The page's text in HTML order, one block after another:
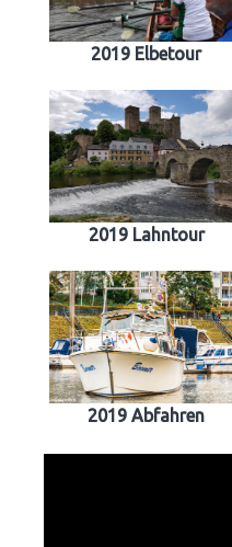
2019 Elbetour
2019 Lahntour
2019 Abfahren